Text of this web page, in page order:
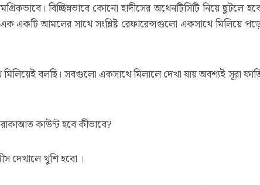
বিচ্ছিন্নভাবে কোনো হাদীসের অথেনটিসিটি নিয়ে ছুটলে
একটি আমলের সাথে সংশ্লিষ্ট রেফারেন্সগুলো একসাথে মিলিয়ে
বলছি। সবগুলো একসাথে মিলালে দেখা যায় অবশ্যই সূরা
কাউন্ট হবে কীভাবে?
দেখালে খুশি হবো ।